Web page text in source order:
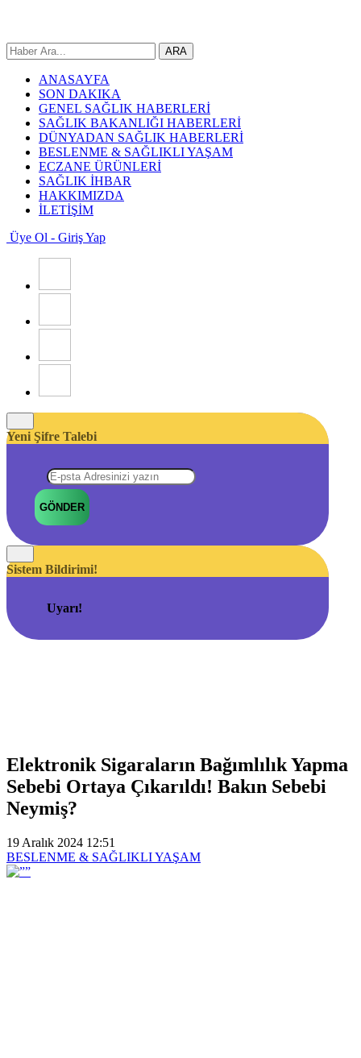
ANASAYFA
SON DAKIKA
GENEL SAĞLIK HABERLERİ
SAĞLIK BAKANLIĞI HABERLERİ
DÜNYADAN SAĞLIK HABERLERİ
BESLENME & SAĞLIKLI YAŞAM
ECZANE ÜRÜNLERİ
SAĞLIK İHBAR
HAKKIMIZDA
İLETİŞİM
Üye Ol - Giriş Yap
Yeni Şifre Talebi
GÖNDER
Sistem Bildirimi!
Uyarı!
Elektronik Sigaraların Bağımlılık Yapma
Sebebi Ortaya Çıkarıldı! Bakın Sebebi
Neymiş?
19 Aralık 2024 12:51
BESLENME & SAĞLIKLI YAŞAM